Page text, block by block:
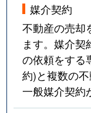
媒介契約
不動産の売却
ます。媒介
の依頼をする
約)と複数の
一般媒介契約